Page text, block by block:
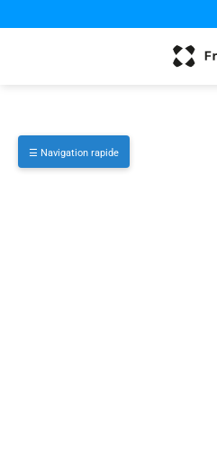
to
☰ Navigation rapide